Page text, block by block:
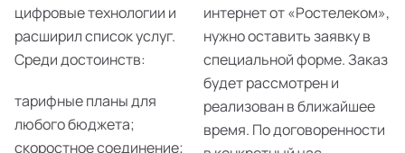
цифровые технологии и
расширил список услуг.
Среди достоинств:
тарифные планы для
любого бюджета;
скоростное соединение;
интернет от «Ростелеком»,
нужно оставить заявку в
специальной форме. Заказ
будет рассмотрен и
реализован в ближайшее
время. По договоренности